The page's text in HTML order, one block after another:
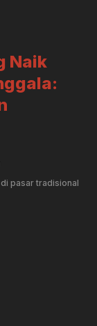
Naik
pasar tradisional